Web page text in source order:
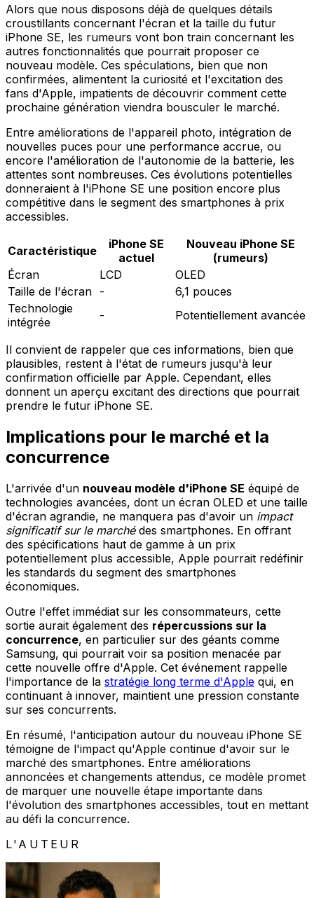
Alors que nous disposons déjà de quelques détails
croustillants concernant l'écran et la taille du futur
iPhone SE, les rumeurs vont bon train concernant les
autres fonctionnalités que pourrait proposer ce
nouveau modèle. Ces spéculations, bien que non
confirmées, alimentent la curiosité et l'excitation des
fans d'Apple, impatients de découvrir comment cette
prochaine génération viendra bousculer le marché.
Entre améliorations de l'appareil photo, intégration de
nouvelles puces pour une performance accrue, ou
encore l'amélioration de l'autonomie de la batterie, les
attentes sont nombreuses. Ces évolutions potentielles
donneraient à l'iPhone SE une position encore plus
compétitive dans le segment des smartphones à prix
accessibles.
Caractéristique
iPhone SE
actuel
Nouveau iPhone SE
(rumeurs)
Écran
LCD
OLED
Taille de l'écran -
6,1 pouces
Technologie
intégrée
- Potentiellement avancée
Il convient de rappeler que ces informations, bien que
plausibles, restent à l'état de rumeurs jusqu'à leur
confirmation officielle par Apple. Cependant, elles
donnent un aperçu excitant des directions que pourrait
prendre le futur iPhone SE.
Implications pour le marché et la
concurrence
L'arrivée d'un nouveau modèle d'iPhone SE équipé de
technologies avancées, dont un écran OLED et une taille
d'écran agrandie, ne manquera pas d'avoir un impact
significatif sur le marchédes smartphones. En offrant
des spécifications haut de gamme à un prix
potentiellement plus accessible, Apple pourrait redéfinir
les standards du segment des smartphones
économiques.
Outre l'effet immédiat sur les consommateurs, cette
sortie aurait également des répercussions sur la
concurrence, en particulier sur des géants comme
Samsung, qui pourrait voir sa position menacée par
cette nouvelle offre d'Apple. Cet événement rappelle
l'importance de la stratégie long terme d'Apple qui, en
continuant à innover, maintient une pression constante
sur ses concurrents.
En résumé, l'anticipation autour du nouveau iPhone SE
témoigne de l'impact qu'Apple continue d'avoir sur le
marché des smartphones. Entre améliorations
annoncées et changements attendus, ce modèle promet
de marquer une nouvelle étape importante dans
l'évolution des smartphones accessibles, tout en mettant
au défi la concurrence.
L'AUTEUR